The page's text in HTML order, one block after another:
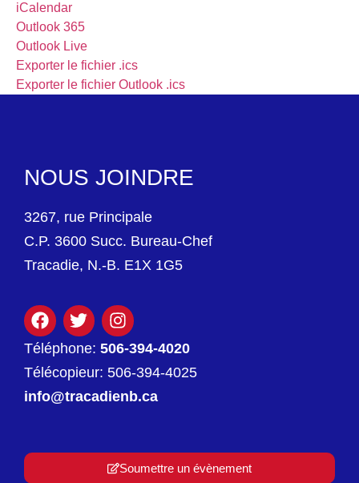
iCalendar
Outlook 365
Outlook Live
Exporter le fichier .ics
Exporter le fichier Outlook .ics
NOUS JOINDRE
3267, rue Principale
C.P. 3600 Succ. Bureau-Chef
Tracadie, N.-B. E1X 1G5
Téléphone: 506-394-4020
Télécopieur: 506-394-4025
info@tracadienb.ca
Soumettre un évènement